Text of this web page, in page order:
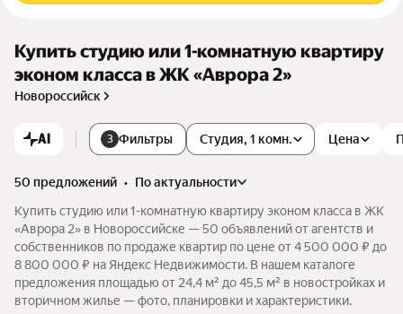
Купить студию или 1-комнатную квартиру
эконом класса в ЖК «Аврора 2»
Новороссийск
AI 3 Фильтры Студия, 1 комн. Цена
50 предложений •
по актуальности
Купить студию или 1-комнатную квартиру эконом класса в ЖК
«Аврора 2» в Новороссийске — 50 объявлений от агентств и
собственников по продаже квартир по цене от 4 500 000 ₽ до
8 800 000 ₽ на Яндекс Недвижимости. В нашем каталоге
предложения площадью от 24,4 м² до 45,5 м² в новостройках и
вторичном жилье — фото, планировки и характеристики.